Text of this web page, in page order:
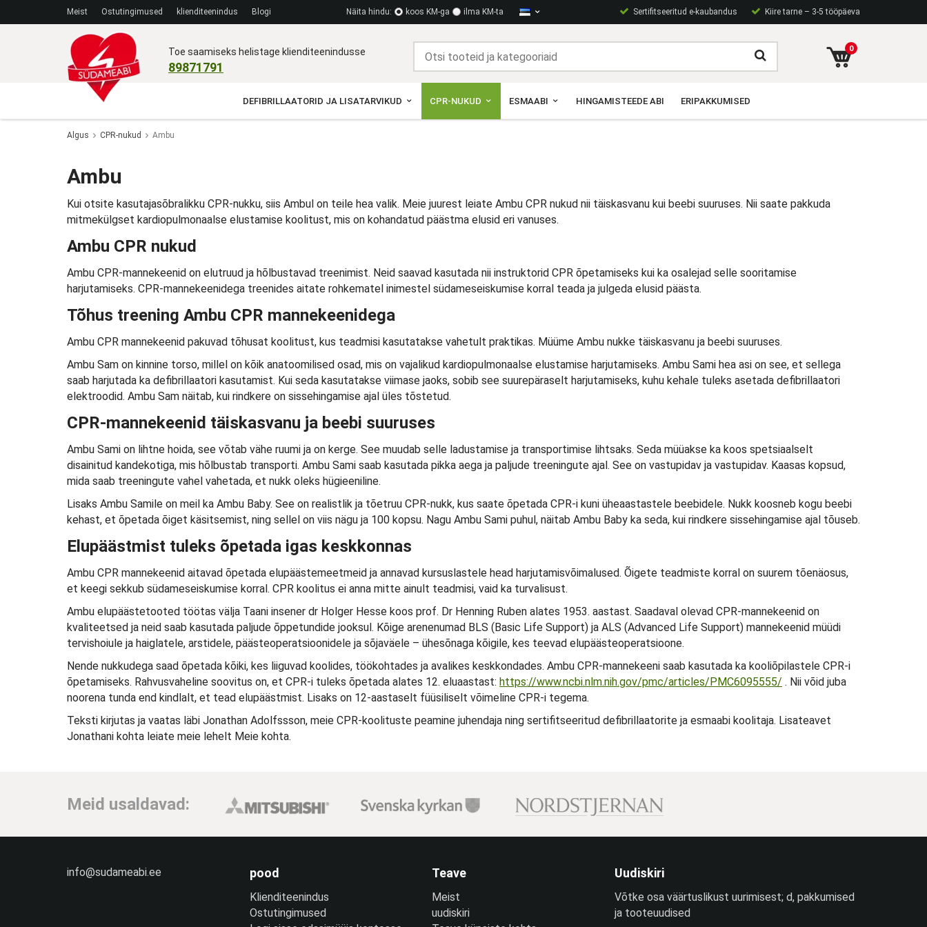
Meist Ostutingimused klienditeenindus Blogi Sertifitseeritud e-kaubandus Kiire tarne – 3-5 tööpäeva
Näita hindu: koos KM-ga ilma KM-ta
0
Toe saamiseks helistage klienditeenindusse
89871791
DEFIBRILLAATORID JA LISATARVIKUD CPR-NUKUD ESMAABI HINGAMISTEEDE ABI ERIPAKKUMISED
Algus CPR-nukud Ambu
Ambu
Kui otsite kasutajasõbralikku CPR-nukku, siis Ambul on teile hea valik. Meie juurest leiate Ambu CPR nukud nii täiskasvanu kui beebi suuruses. Nii saate pakkuda
mitmekülgset kardiopulmonaalse elustamise koolitust, mis on kohandatud päästma elusid eri vanuses.
Ambu CPR nukud
Ambu CPR-mannekeenid on elutruud ja hõlbustavad treenimist. Neid saavad kasutada nii instruktorid CPR õpetamiseks kui ka osalejad selle sooritamise
harjutamiseks. CPR-mannekeenidega treenides aitate rohkematel inimestel südameseiskumise korral teada ja julgeda elusid päästa.
Tõhus treening Ambu CPR mannekeenidega
Ambu CPR mannekeenid pakuvad tõhusat koolitust, kus teadmisi kasutatakse vahetult praktikas. Müüme Ambu nukke täiskasvanu ja beebi suuruses.
Ambu Sam on kinnine torso, millel on kõik anatoomilised osad, mis on vajalikud kardiopulmonaalse elustamise harjutamiseks. Ambu Sami hea asi on see, et sellega
saab harjutada ka defibrillaatori kasutamist. Kui seda kasutatakse viimase jaoks, sobib see suurepäraselt harjutamiseks, kuhu kehale tuleks asetada defibrillaatori
elektroodid. Ambu Sam näitab, kui rindkere on sissehingamise ajal üles tõstetud.
CPR-mannekeenid täiskasvanu ja beebi suuruses
Ambu Sami on lihtne hoida, see võtab vähe ruumi ja on kerge. See muudab selle ladustamise ja transportimise lihtsaks. Seda müüakse ka koos spetsiaalselt
disainitud kandekotiga, mis hõlbustab transporti. Ambu Sami saab kasutada pikka aega ja paljude treeningute ajal. See on vastupidav ja vastupidav. Kaasas kopsud,
mida saab treeningute vahel vahetada, et nukk oleks hügieeniline.
Lisaks Ambu Samile on meil ka Ambu Baby. See on realistlik ja tõetruu CPR-nukk, kus saate õpetada CPR-i kuni üheaastastele beebidele. Nukk koosneb kogu beebi
kehast, et õpetada õiget käsitsemist, ning sellel on viis nägu ja 100 kopsu. Nagu Ambu Sami puhul, näitab Ambu Baby ka seda, kui rindkere sissehingamise ajal tõuseb.
Elupäästmist tuleks õpetada igas keskkonnas
Ambu CPR mannekeenid aitavad õpetada elupäästemeetmeid ja annavad kursuslastele head harjutamisvõimalused. Õigete teadmiste korral on suurem tõenäosus,
et keegi sekkub südameseiskumise korral. CPR koolitus ei anna mitte ainult teadmisi, vaid ka turvalisust.
Ambu elupäästetooted töötas välja Taani insener dr Holger Hesse koos prof. Dr Henning Ruben alates 1953. aastast. Saadaval olevad CPR-mannekeenid on
kvaliteetsed ja neid saab kasutada paljude õppetundide jooksul. Kõige arenenumad BLS (Basic Life Support) ja ALS (Advanced Life Support) mannekeenid müüdi
tervishoiule ja haiglatele, arstidele, päästeoperatsioonidele ja sõjaväele – ühesõnaga kõigile, kes teevad elupäästeoperatsioone.
Nende nukkudega saad õpetada kõiki, kes liiguvad koolides, töökohtades ja avalikes keskkondades. Ambu CPR-mannekeeni saab kasutada ka kooliõpilastele CPR-i
õpetamiseks. Rahvusvaheline soovitus on, et CPR-i tuleks õpetada alates 12. eluaastast: https://www.ncbi.nlm.nih.gov/pmc/articles/PMC6095555/ . Nii võid juba
noorena tunda end kindlalt, et tead elupäästmist. Lisaks on 12-aastaselt füüsiliselt võimeline CPR-i tegema.
Teksti kirjutas ja vaatas läbi Jonathan Adolfssson, meie CPR-koolituste peamine juhendaja ning sertifitseeritud defibrillaatorite ja esmaabi koolitaja. Lisateavet
Jonathani kohta leiate meie lehelt Meie kohta.
Meid usaldavad:
info@sudameabi.ee pood
Klienditeenindus
Ostutingimused
Teave
Meist
uudiskiri
Uudiskiri
Võtke osa väärtuslikust uurimisest; d, pakkumised
ja tooteuudised